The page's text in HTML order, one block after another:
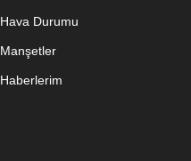
Hava Durumu
Manşetler
Haberlerim